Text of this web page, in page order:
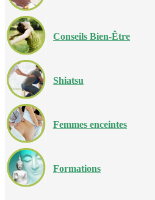
Conseils Bien-Être
Shiatsu
Femmes enceintes
Formations